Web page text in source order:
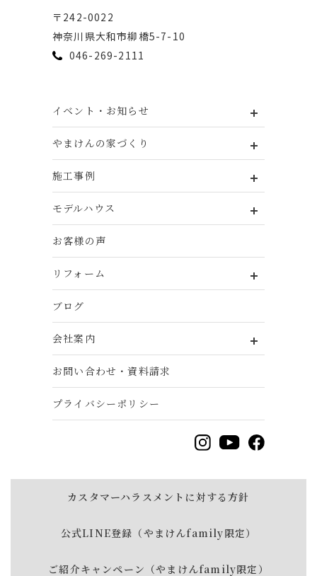
〒242-0022
神奈川県⼤和市柳橋5-7-10
046-269-2111
イベント・お知らせ
やまけんの家づくり
施工事例
モデルハウス
お客様の声
リフォーム
ブログ
会社案内
お問い合わせ・資料請求
プライバシーポリシー
カスタマーハラスメントに対する方針
公式LINE登録（やまけんfamily限定）
ご紹介キャンペーン（やまけんfamily限定）